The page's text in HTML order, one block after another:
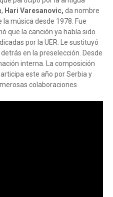
Hari Varesanovic, da nombre
música desde 1978. Fue
que la canción ya había sido
por la UER. Le sustituyó
en la preselección. Desde
interna. La composición
este año por Serbia y
colaboraciones.